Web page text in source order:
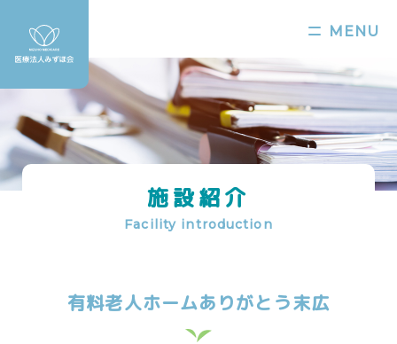
MENU
施設紹介
Facility introduction
有料老人ホームありがとう末広